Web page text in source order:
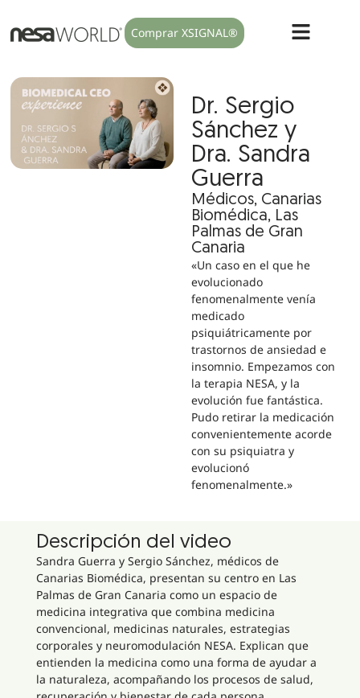
Comprar XSIGNAL®
Dr. Sergio
Sánchez y
Dra. Sandra
Guerra
Médicos, Canarias
Biomédica, Las
Palmas de Gran
Canaria
«Un caso en el que he
evolucionado
fenomenalmente venía
medicado
psiquiátricamente por
trastornos de ansiedad e
insomnio. Empezamos con
la terapia NESA, y la
evolución fue fantástica.
Pudo retirar la medicación
convenientemente acorde
con su psiquiatra y
evolucionó
fenomenalmente.»
Descripción del video
Sandra Guerra y Sergio Sánchez, médicos de
Canarias Biomédica, presentan su centro en Las
Palmas de Gran Canaria como un espacio de
medicina integrativa que combina medicina
convencional, medicinas naturales, estrategias
corporales y neuromodulación NESA. Explican que
entienden la medicina como una forma de ayudar a
la naturaleza, acompañando los procesos de salud,